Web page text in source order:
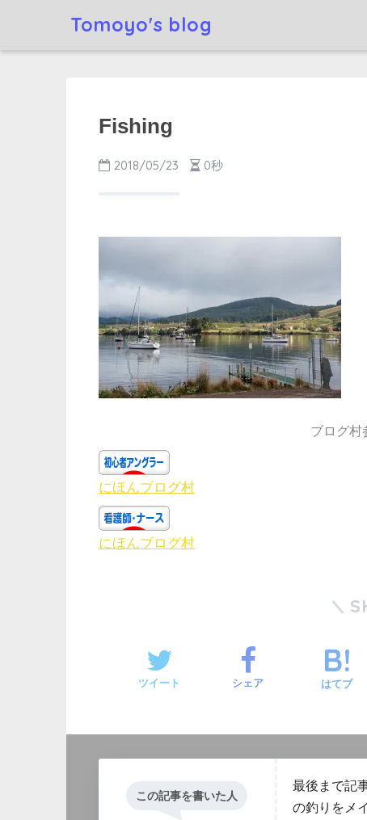
Tomoyo's blog
Fishing
2018/05/23 0秒
ブログ村
にほんブログ村
にほんブログ村
ツイート シェア はてブ
この記事を書いた人
最後まで記
の釣りをメ